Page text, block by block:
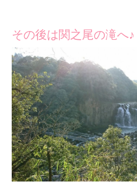
その後は関之尾の滝へ♪